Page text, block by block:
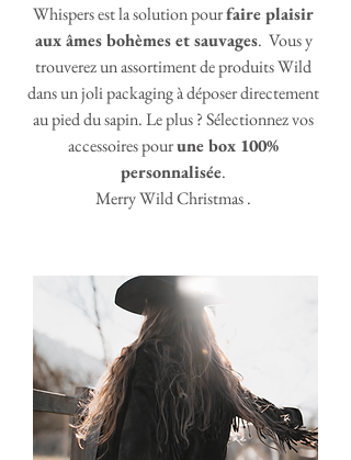
Whispers est la solution pourfaire plaisir
aux âmes bohèmes et sauvages. Vous y
trouverez un assortiment de produits Wild
dans un joli packaging à déposer directement
au pied du sapin. Le plus ? Sélectionnez vos
accessoires pourune box 100%
personnalisée.
Merry Wild Christmas .